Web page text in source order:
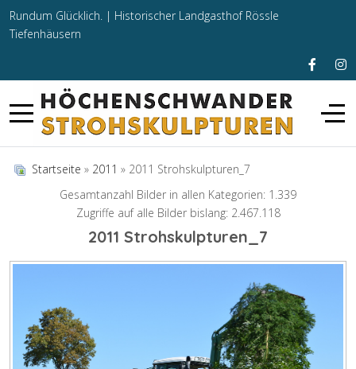
Rundum Glücklich. | Historischer Landgasthof Rössle
Tiefenhäusern
Startseite » 2011 » 2011 Strohskulpturen_7
Gesamtanzahl Bilder in allen Kategorien: 1.339
Zugriffe auf alle Bilder bislang: 2.467.118
2011 Strohskulpturen_7